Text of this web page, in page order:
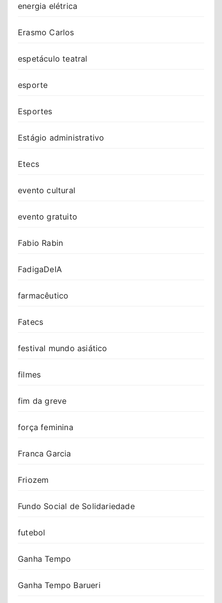
energia elétrica
Erasmo Carlos
espetáculo teatral
esporte
Esportes
Estágio administrativo
Etecs
evento cultural
evento gratuito
Fabio Rabin
FadigaDeIA
farmacêutico
Fatecs
festival mundo asiático
filmes
fim da greve
força feminina
Franca Garcia
Friozem
Fundo Social de Solidariedade
futebol
Ganha Tempo
Ganha Tempo Barueri